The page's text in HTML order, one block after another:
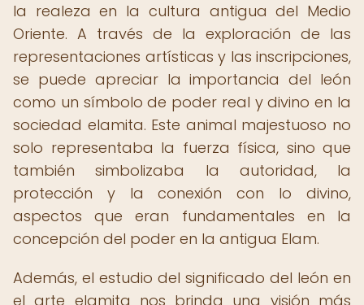
la realeza en la cultura antigua del Medio
Oriente. A través de la exploración de las
representaciones artísticas y las inscripciones,
se puede apreciar la importancia del león
como un símbolo de poder real y divino en la
sociedad elamita. Este animal majestuoso no
solo representaba la fuerza física, sino que
también simbolizaba la autoridad, la
protección y la conexión con lo divino,
aspectos que eran fundamentales en la
concepción del poder en la antigua Elam.
Además, el estudio del significado del león en
el arte elamita nos brinda una visión más